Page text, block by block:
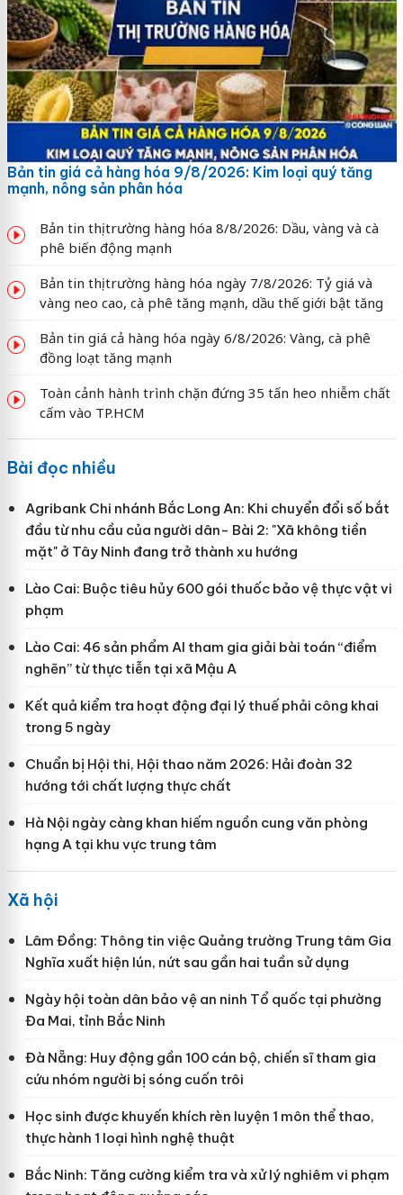
Bản tin giá cả hàng hóa 9/8/2026: Kim loại quý tăng
mạnh, nông sản phân hóa
Bản tin thị trường hàng hóa 8/8/2026: Dầu, vàng và cà
phê biến động mạnh
Bản tin thị trường hàng hóa ngày 7/8/2026: Tỷ giá và
vàng neo cao, cà phê tăng mạnh, dầu thế giới bật tăng
Bản tin giá cả hàng hóa ngày 6/8/2026: Vàng, cà phê
đồng loạt tăng mạnh
Toàn cảnh hành trình chặn đứng 35 tấn heo nhiễm chất
cấm vào TP.HCM
Bài đọc nhiều
Agribank Chi nhánh Bắc Long An: Khi chuyển đổi số bắt
đầu từ nhu cầu của người dân- Bài 2: "Xã không tiền
mặt" ở Tây Ninh đang trở thành xu hướng
Lào Cai: Buộc tiêu hủy 600 gói thuốc bảo vệ thực vật vi
phạm
Lào Cai: 46 sản phẩm AI tham gia giải bài toán “điểm
nghẽn” từ thực tiễn tại xã Mậu A
Kết quả kiểm tra hoạt động đại lý thuế phải công khai
trong 5 ngày
Chuẩn bị Hội thi, Hội thao năm 2026: Hải đoàn 32
hướng tới chất lượng thực chất
Hà Nội ngày càng khan hiếm nguồn cung văn phòng
hạng A tại khu vực trung tâm
Xã hội
Lâm Đồng: Thông tin việc Quảng trường Trung tâm Gia
Nghĩa xuất hiện lún, nứt sau gần hai tuần sử dụng
Ngày hội toàn dân bảo vệ an ninh Tổ quốc tại phường
Đa Mai, tỉnh Bắc Ninh
Đà Nẵng: Huy động gần 100 cán bộ, chiến sĩ tham gia
cứu nhóm người bị sóng cuốn trôi
Học sinh được khuyến khích rèn luyện 1 môn thể thao,
thực hành 1 loại hình nghệ thuật
Bắc Ninh: Tăng cường kiểm tra và xử lý nghiêm vi phạm